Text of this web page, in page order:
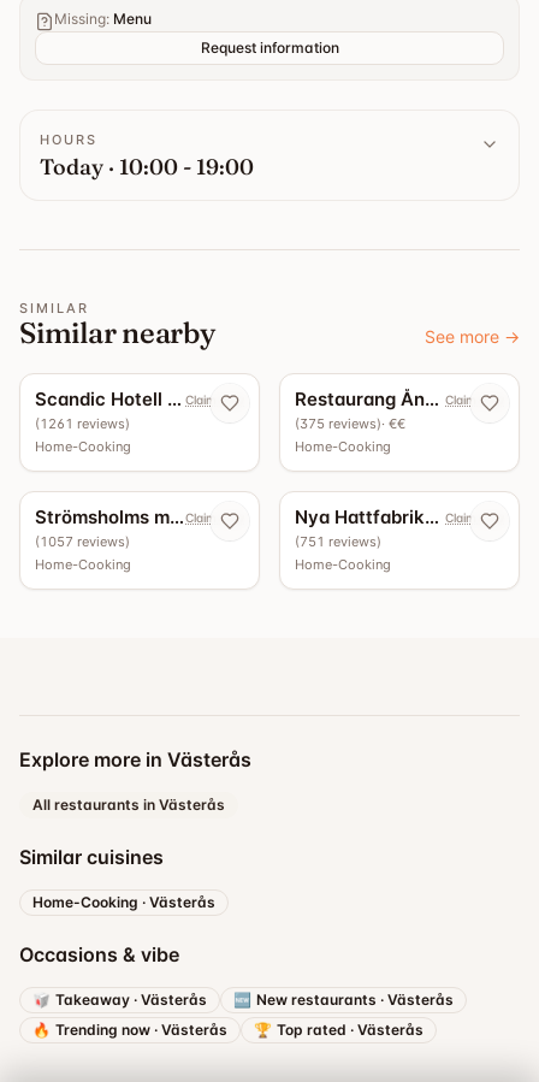
Missing: Menu
Request information
HOURS
Today · 10:00 - 19:00
SIMILAR
Similar nearby See more →
Scandic Hotell - Restaurang köksbaren Claim now
(1261 reviews)
Home-Cooking
Restaurang Ångan Claim now
(375 reviews)· €€
Home-Cooking
1 guide 4.4
Strömsholms marketenteriClaim now
(1057 reviews)
Home-Cooking
10 guides 4.3
Nya Hattfabriken Claim now
(751 reviews)
Home-Cooking
Explore more in Västerås
All restaurants in Västerås
Similar cuisines
Home-Cooking · Västerås
Occasions & vibe
🥡 Takeaway · Västerås 🆕 New restaurants · Västerås
🔥 Trending now · Västerås 🏆 Top rated · Västerås